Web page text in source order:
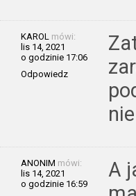
KAROL mówi:
lis 14, 2021
o godzinie 17:06
Odpowiedz
ANONIM mówi:
lis 14, 2021
o godzinie 16:59
A